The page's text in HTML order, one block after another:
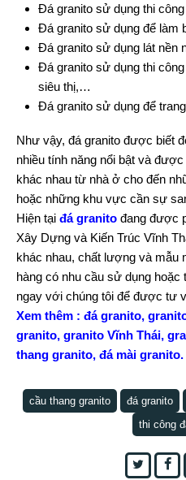
Đá granito sử dụng thi
Đá granito sử dụng để làm
Đá granito sử dụng lát nền
Đá granito sử dụng thi
siêu thị,…
Đá granito sử dụng để
Như vậy, đá granito được biết
nhiều tính năng nổi bật và
khác nhau từ nhà ở cho đến
hoặc những khu vực cần sự
Hiện tại đá granito đang được
Xây Dựng và Kiến Trúc Vĩnh
khác nhau, chất lượng và mẫu
hàng có nhu cầu sử dụng hoặc
ngay với chúng tôi để được tư
Xem thêm : đá granito,
granito, granito Vĩnh Thái,
thang granito, đá mài granito.
cầu thang granito đá granito
thi công
Twitter